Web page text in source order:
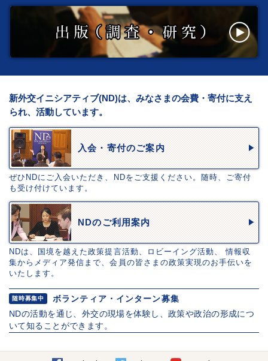
新外交イニシアティブ(ND)は、みなさまの会費・寄付に支え
られ、活動しています。
入会・寄付のご案内
ぜひNDにご入会いただき、NDをご支援ください。随時、ご寄付
も受け付けています。
NDのご利用案内
NDは、国境を越えた政策提言活動、ロビーイング活動、 情報収
集からメディア発信まで、会員の皆さまの政策実現のお手伝いを
いたします。
随時募集中
ボランティア・インターン募集
NDの活動を通じ、外交の現場を体験し、政策や政治の形成につ
いて知ることができます。